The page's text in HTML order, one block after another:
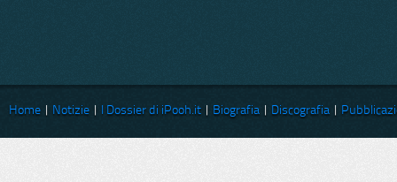
Home Notizie I Dossier di iPooh.it Biografia Discografia